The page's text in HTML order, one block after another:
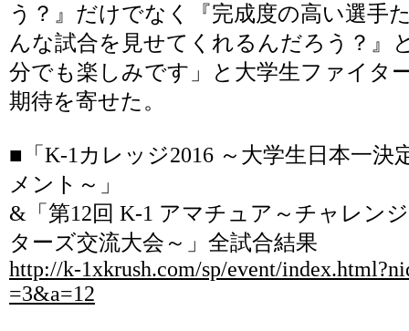
う？』だけでなく『完成度の高い選手
んな試合を見せてくれるんだろう？』
分でも楽しみです」と大学生ファイタ
期待を寄せた。
■「K-1カレッジ2016 ～大学生日本一決
メント～」
&「第12回 K-1 アマチュア～チャレン
ターズ交流大会～」全試合結果
http://k-1xkrush.com/sp/event/
=3&a=12